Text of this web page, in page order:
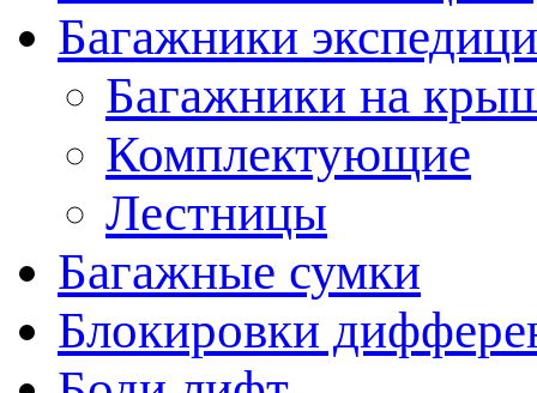
Багажники
Багажники на
Комплектующие
Лестницы
Багажные сумки
Блокировки